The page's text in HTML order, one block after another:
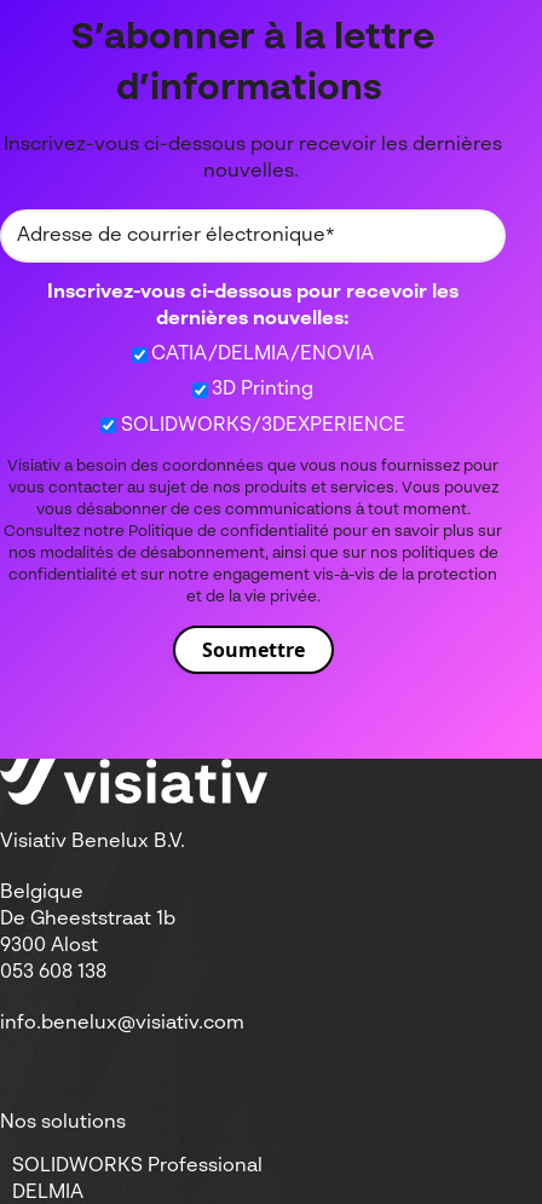
S’abonner à la lettre
d’informations
Inscrivez-vous ci-dessous pour recevoir les dernières
nouvelles.
Inscrivez-vous ci-dessous pour recevoir les
dernières nouvelles:
CATIA/DELMIA/ENOVIA
3D Printing
SOLIDWORKS/3DEXPERIENCE
Visiativ a besoin des coordonnées que vous nous fournissez pour
vous contacter au sujet de nos produits et services. Vous pouvez
vous désabonner de ces communications à tout moment.
Consultez notre Politique de confidentialité pour en savoir plus sur
nos modalités de désabonnement, ainsi que sur nos politiques de
confidentialité et sur notre engagement vis-à-vis de la protection
et de la vie privée.
Visiativ Benelux B.V.
Belgique
De Gheeststraat 1b
9300 Alost
053 608 138
info.benelux@visiativ.com
Nos solutions
SOLIDWORKS Professional
DELMIA